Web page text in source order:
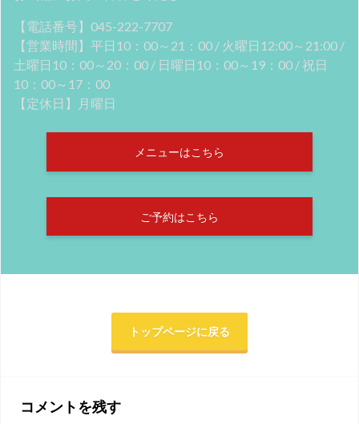
【電話番号】045-222-7707
【営業時間】平日10：00～21：00 / 火曜日12:00～21:00 /
土曜日10：00～20：00 / 日曜日10：00～19：00 / 祝日
10：00～17：00
【定休日】月曜日
メニューはこちら
ご予約はこちら
トップページに戻る
コメントを残す